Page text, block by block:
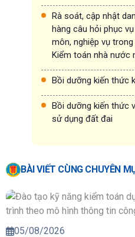
Rà soát, cập nhật
hàng câu hỏi phục
môn, nghiệp vụ
Kiểm toán nhà nước
Bồi dưỡng kiến thức
Bồi dưỡng kiến thức
sử dụng đất đai
BÀI VIẾT CÙNG CHUYÊN
05/08/2026